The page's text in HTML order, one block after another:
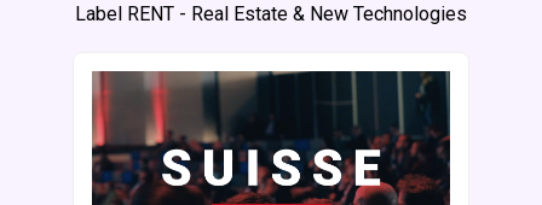
Label RENT - Real Estate & New Technologies